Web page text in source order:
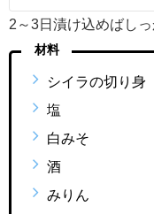
2～3日漬け込めばし
材料
シイラの切り身
塩
白みそ
酒
みりん